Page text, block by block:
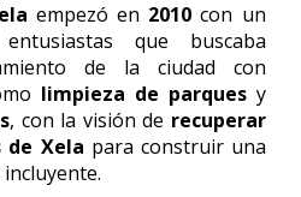
empezó en 2010 con un
que buscaba
de la ciudad con
limpieza de parquesy
, con la visión de recuperar
de Xela para construir una